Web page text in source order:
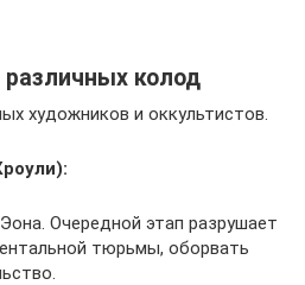
колод
художников и оккультистов.
Очередной этап разрушает
тюрьмы, оборвать